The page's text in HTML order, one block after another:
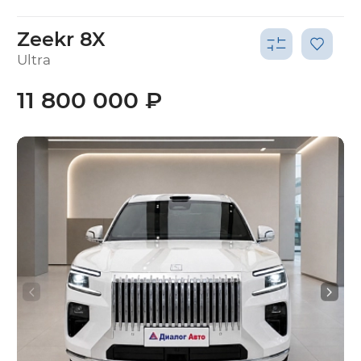
Zeekr 8X
Ultra
11 800 000 ₽